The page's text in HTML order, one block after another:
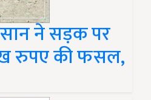
ने सड़क पर
रुपए की फसल,